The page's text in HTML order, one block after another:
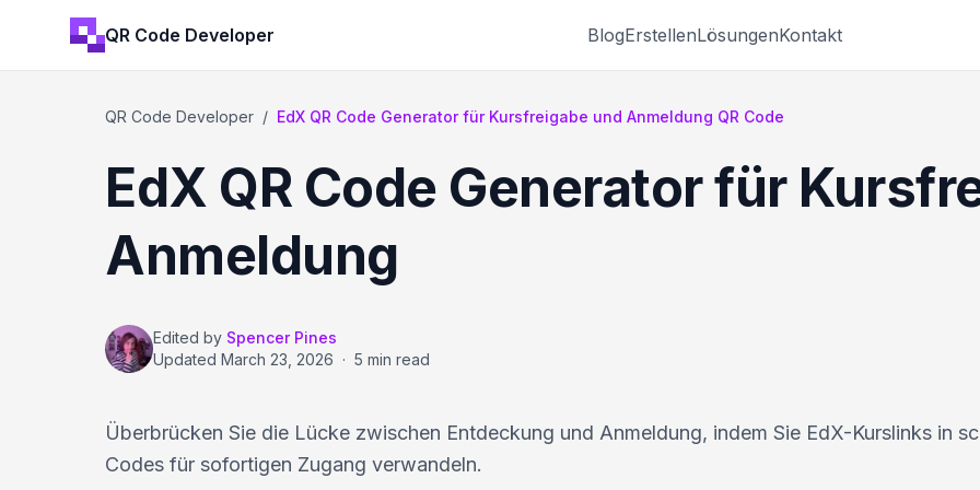
QR Code Developer BlogErstellenLösungenKontakt
QR Code Developer / EdX QR Code Generator für Kursfreigabe und Anmeldung QR Code
EdX QR Code Generator für
Anmeldung
Edited by Spencer Pines
Updated March 23, 2026 · 5 min read
Überbrücken Sie die Lücke zwischen Entdeckung und Anmeldung, indem Sie EdX-Kurslinks in
Codes für sofortigen Zugang verwandeln.